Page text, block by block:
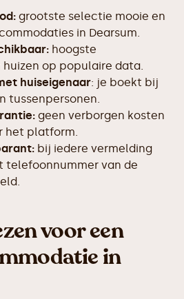
grootste selectie mooie en
in Dearsum.
hoogste
op populaire data.
huiseigenaar: je boekt bij
tussenpersonen.
geen verborgen kosten
het platform.
bij iedere vermelding
telefoonnummer van de
voor een
in